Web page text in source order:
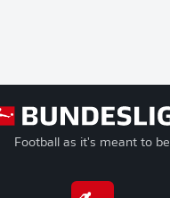
Football as it's meant to be